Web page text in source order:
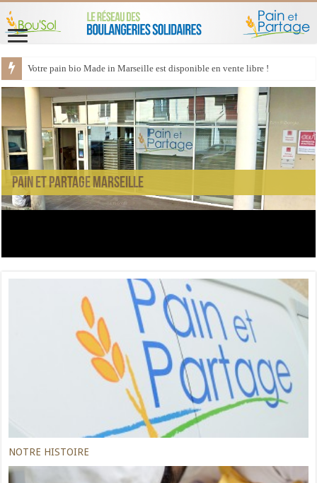
Votre pain bio Made in Marseille est disponible en vente libre !
PAIN ET PARTAGE MARSEILLE
NOTRE HISTOIRE